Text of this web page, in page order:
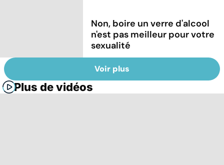
Non, boire un verre d'alcool
n'est pas meilleur pour votre
sexualité
Voir plus
Plus de vidéos